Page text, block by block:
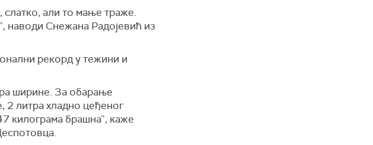
али то мање траже.
наводи Снежана Радојевић из
рекорд у тежини и
ширине. За обарање
2 литра хладно цеђеног
килограма брашна”, каже